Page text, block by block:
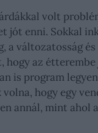
volt
jót enni. Sokkal
a változatosság és
hogy az étterembe
is program
hogy egy
annál, mint ahol